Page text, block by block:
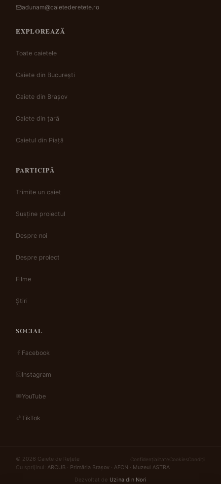
adunam@caietederetete.ro
EXPLOREAZĂ
Toate caietele
Caiete din București
Caiete din Brașov
Caiete din țară
Caietul din Piață
PARTICIPĂ
Trimite un caiet
Susține proiectul
Despre noi
Despre proiect
Filme
Știri
SOCIAL
Facebook
Instagram
YouTube
TikTok
© 2026 Caiete de Rețete ConfidențialitateCookiesCondiții
Cu sprijinul: ARCUB · Primăria Brașov · AFCN · Muzeul ASTRA
Dezvoltat de Uzina din Nori